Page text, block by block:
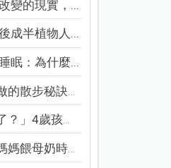
變的現實，...
成半植物人...
眠：為什麼...
散步秘訣！...
」4歲孩子還...
餵母奶時，...